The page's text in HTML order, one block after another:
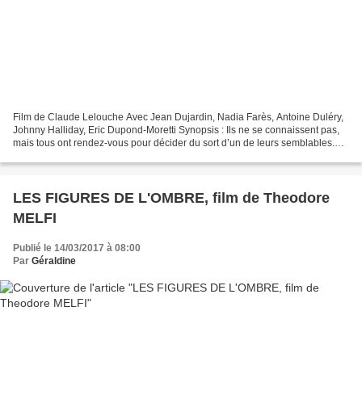
Film de Claude Lelouche Avec Jean Dujardin, Nadia Farès, Antoine Duléry,
Johnny Halliday, Eric Dupond-Moretti Synopsis : Ils ne se connaissent pas,
mais tous ont rendez-vous pour décider du sort d’un de leurs semblables.
LES FIGURES DE L'OMBRE, film de Theodore
MELFI
Publié le 14/03/2017 à 08:00
Par Géraldine